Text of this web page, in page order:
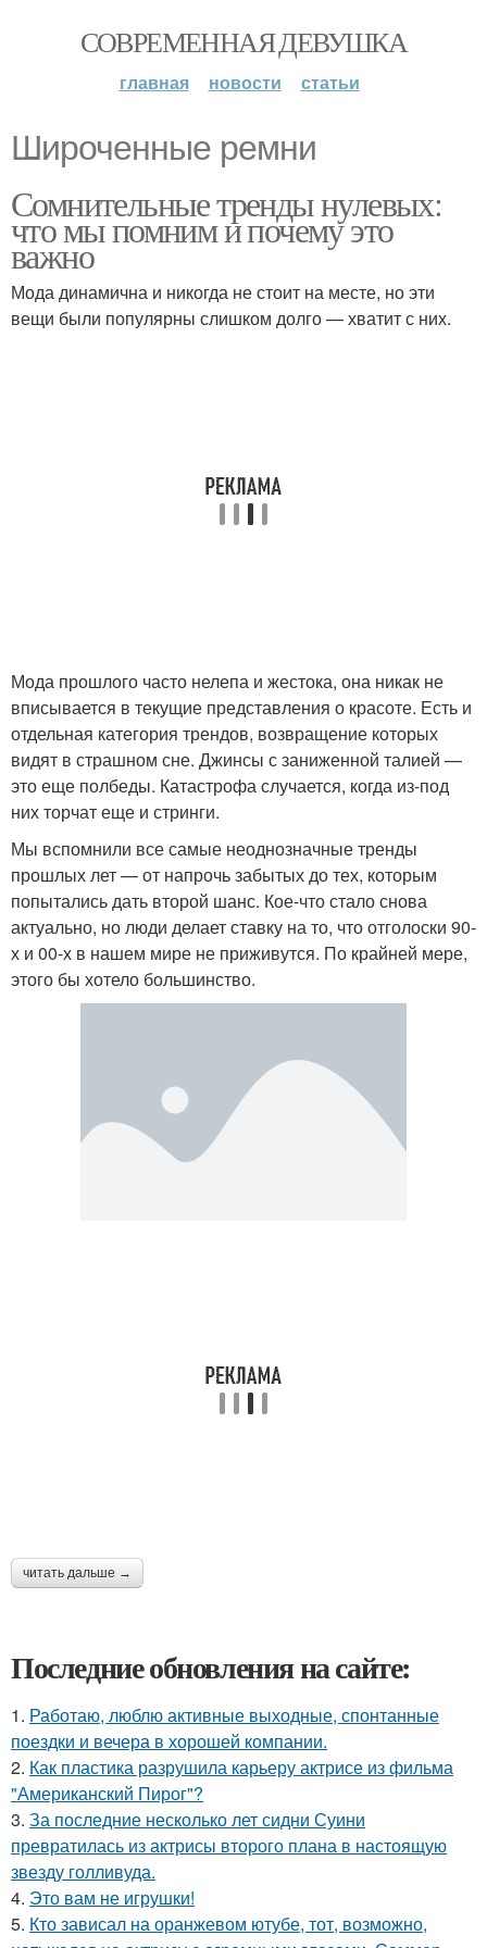
СОВРЕМЕННАЯ ДЕВУШКА
главная новости статьи
Широченные ремни
Сомнительные тренды нулевых:
что мы помним и почему это
важно
Мода динамична и никогда не стоит на месте, но эти
вещи были популярны слишком долго — хватит с них.
Мода прошлого часто нелепа и жестока, она никак не
вписывается в текущие представления о красоте. Есть и
отдельная категория трендов, возвращение которых
видят в страшном сне. Джинсы с заниженной талией —
это еще полбеды. Катастрофа случается, когда из-под
них торчат еще и стринги.
Мы вспомнили все самые неоднозначные тренды
прошлых лет — от напрочь забытых до тех, которым
попытались дать второй шанс. Кое-что стало снова
актуально, но люди делает ставку на то, что отголоски 90-
х и 00-х в нашем мире не приживутся. По крайней мере,
этого бы хотело большинство.
читать дальше →
Последние обновления на сайте:
1. Работаю, люблю активные выходные, спонтанные
поездки и вечера в хорошей компании.
2. Как пластика разрушила карьеру актрисе из фильма
"Американский Пирог"?
3. За последние несколько лет сидни Суини
превратилась из актрисы второго плана в настоящую
звезду голливуда.
4. Это вам не игрушки!
5. Кто зависал на оранжевом ютубе, тот, возможно,